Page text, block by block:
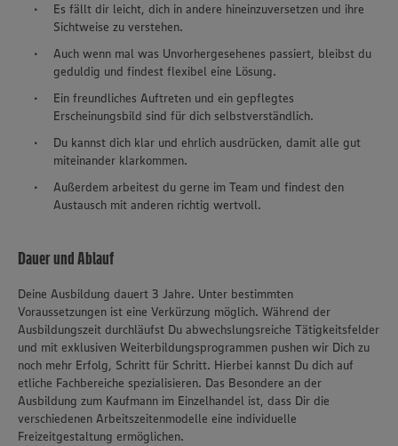
Es fällt dir leicht, dich in andere hineinzuversetzen und ihre
Sichtweise zu verstehen.
Auch wenn mal was Unvorhergesehenes passiert, bleibst du
geduldig und findest flexibel eine Lösung.
Ein freundliches Auftreten und ein gepflegtes
Erscheinungsbild sind für dich selbstverständlich.
Du kannst dich klar und ehrlich ausdrücken, damit alle gut
miteinander klarkommen.
Außerdem arbeitest du gerne im Team und findest den
Austausch mit anderen richtig wertvoll.
Dauer und Ablauf
Deine Ausbildung dauert 3 Jahre. Unter bestimmten
Voraussetzungen ist eine Verkürzung möglich. Während der
Ausbildungszeit durchläufst Du abwechslungsreiche Tätigkeitsfelder
und mit exklusiven Weiterbildungsprogrammen pushen wir Dich zu
noch mehr Erfolg, Schritt für Schritt. Hierbei kannst Du dich auf
etliche Fachbereiche spezialisieren. Das Besondere an der
Ausbildung zum Kaufmann im Einzelhandel ist, dass Dir die
verschiedenen Arbeitszeitenmodelle eine individuelle
Freizeitgestaltung ermöglichen.